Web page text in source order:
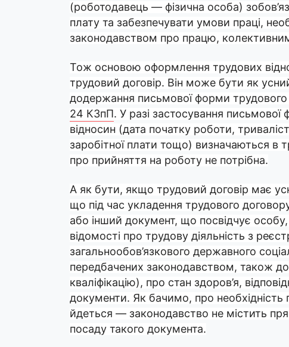
(роботодавець — фізична особа)
плату та забезпечувати умови праці,
законодавством про працю,
Тож основою оформлення трудових
трудовий договір. Він може бути як
додержання письмової форми
24 КЗпП. У разі застосування
відносин (дата початку роботи,
заробітної плати тощо) визначаються в
про прийняття на роботу не потрібна.
А як бути, якщо трудовий договір має
що під час укладення трудового
або інший документ, що посвідчує
відомості про трудову діяльність з
загальнообов’язкового державного
передбачених законодавством, також
кваліфікацію), про стан здоров’я,
документи. Як бачимо, про
йдеться — законодавство не містить
посаду такого документа.